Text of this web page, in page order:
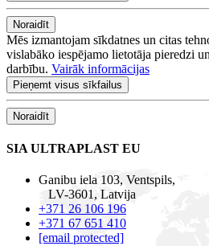
Noraidīt
Mēs izmantojam sīkdatnes un citas
vislabāko iespējamo lietotāja pieredzi
darbību. Vairāk informācijas
Pieņemt visus sīkfailus
Noraidīt
SIA ULTRAPLAST EU
Ganibu iela 103, Ventspils,
LV-3601, Latvija
+371 26 106 196
+371 67 651 410
[email protected]